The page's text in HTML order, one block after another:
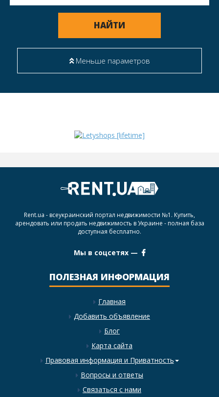
НАЙТИ
Меньше параметров
Rent.ua - всеукраинский портал недвижимости №1. Купить,
арендовать или продать недвижимость в Украине - полная база
доступная бесплатно.
Мы в соцсетях —
ПОЛЕЗНАЯ ИНФОРМАЦИЯ
Главная
Добавить объявление
Блог
Карта сайта
Правовая информация и Приватность
Вопросы и ответы
Связаться с нами